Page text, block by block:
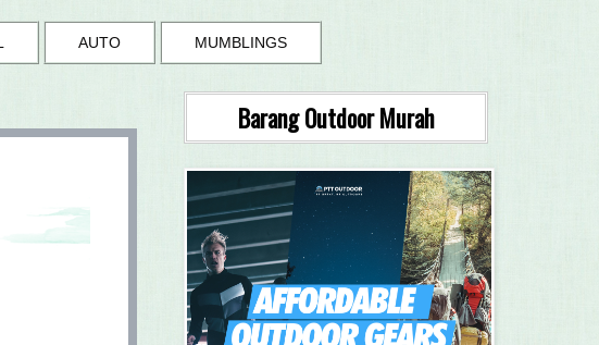
AUTO MUMBLINGS
Barang Outdoor Murah